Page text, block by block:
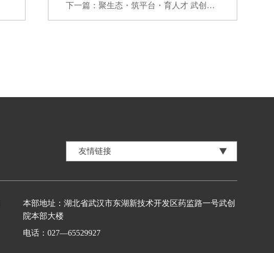
下一篇：聚生态・筑平台・育人才 武创院2026创新...
本部地址：湖北省武汉市东湖新技术开发区药监路一号武创
院本部大楼
电话：027—65529927